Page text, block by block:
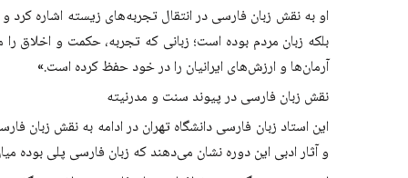
او به نقش زبان فارسی در انتقال تجربه‌های زیسته اشاره کرد
بلکه زبان مردم بوده است؛ زبانی که تجربه، حکمت و اخلاق
آرمان‌ها و ارزش‌های ایرانیان را در خود حفظ کرده است.»
نقش زبان فارسی در پیوند سنت و مدرنیته
این استاد زبان فارسی دانشگاه تهران در ادامه به نقش زبان
و آثار ادبی این دوره نشان می‌دهند که زبان فارسی پلی بوده